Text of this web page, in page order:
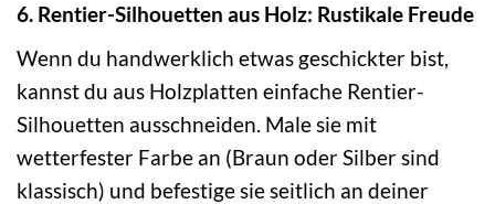
6. Rentier-Silhouetten aus Holz: Rustikale Freude
Wenn du handwerklich etwas geschickter bist,
kannst du aus Holzplatten einfache Rentier-
Silhouetten ausschneiden. Male sie mit
wetterfester Farbe an (Braun oder Silber sind
klassisch) und befestige sie seitlich an deiner